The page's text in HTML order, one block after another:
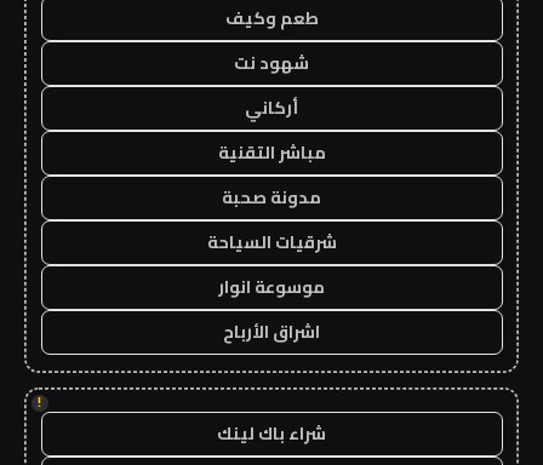
طعم وكيف
شهود نت
أركاني
مباشر التقنية
مدونة صحبة
شرقيات السياحة
موسوعة انوار
اشراق الأرباح
!
شراء باك لينك